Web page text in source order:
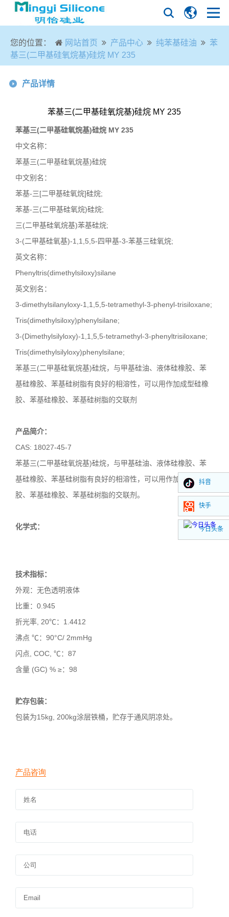
您的位置： 网站首页 产品中心 纯苯基硅油
苯
基三(二甲基硅氧烷基)硅烷 MY 235
产品详情
苯基三(二甲基硅氧烷基)硅烷 MY 235
苯基三(二甲基硅氧烷基)硅烷 MY 235
中文名称：
苯基三(二甲基硅氧烷基)硅烷
中文别名：
苯基-三[二甲基硅氧烷]硅烷;
苯基-三(二甲基硅氧烷)硅烷;
三(二甲基硅氧烷基)苯基硅烷;
3-(二甲基硅氧基)-1,1,5,5-四甲基-3-苯基三硅氧烷;
英文名称：
Phenyltris(dimethylsiloxy)silane
英文别名：
3-dimethylsilanyloxy-1,1,5,5-tetramethyl-3-phenyl-trisiloxane;
Tris(dimethylsiloxy)phenylsilane;
3-(Dimethylsilyloxy)-1,1,5,5-tetramethyl-3-phenyltrisiloxane;
Tris(dimethylsilyloxy)phenylsilane;
苯基三(二甲基硅氧烷基)硅烷，与甲基硅油、液体硅橡胶、苯
基硅橡胶、苯基硅树脂有良好的相溶性，可以用作加成型硅橡
胶、苯基硅橡胶、苯基硅树脂的交联剂
产品简介：
CAS: 18027-45-7
苯基三(二甲基硅氧烷基)硅烷，与甲基硅油、液体硅橡胶、苯
基硅橡胶、苯基硅树脂有良好的相溶性，可以用作加成型硅橡
胶、苯基硅橡胶、苯基硅树脂的交联剂。
化学式：
技术指标：
外观：无色透明液体
比重： 0.945
折光率 , 20℃： 1.4412
沸点 ℃： 90°C/ 2mmHg
闪点 , COC, ℃： 87
含量 (GC) % ≥： 98
贮存包装：
包装为15kg, 200kg涂层铁桶，贮存于通风阴凉处。
抖音
快手
今日头条